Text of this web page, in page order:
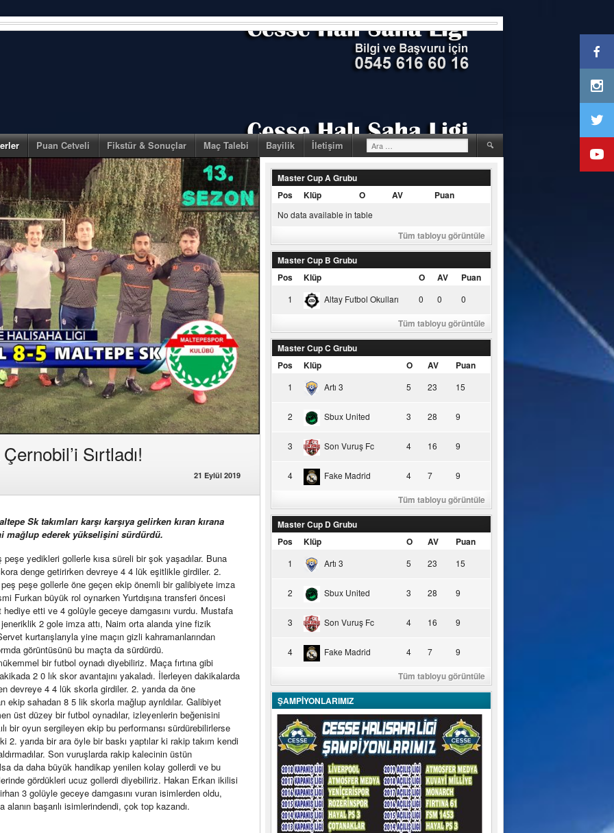
Puan Cetveli Fikstür & Sonuçlar Maç Talebi Bayilik İletişim Arama:
Sırtladı!
21 Eylül 2019
Sk takımları karşı karşıya gelirken kıran kırana
mağlup ederek yükselişini sürdürdü.
yedikleri gollerle kısa süreli bir şok yaşadılar. Buna
denge getirirken devreye 4 4 lük eşitlikle girdiler. 2.
peşe gollerle öne geçen ekip önemli bir galibiyete imza
Furkan büyük rol oynarken Yurtdışına transferi öncesi
hediye etti ve 4 golüyle geceye damgasını vurdu. Mustafa
2 gole imza attı, Naim orta alanda yine fizik
kurtarışlarıyla yine maçın gizli kahramanlarından
görüntüsünü bu maçta da sürdürdü.
bir futbol oynadı diyebiliriz. Maça fırtına gibi
2 0 lık skor avantajını yakaladı. İlerleyen dakikalarda
devreye 4 4 lük skorla girdiler. 2. yarıda da öne
ekip sahadan 8 5 lik skorla mağlup ayrıldılar. Galibiyet
üst düzey bir futbol oynadılar, izleyenlerin beğenisini
bir oyun sergileyen ekip bu performansı sürdürebilirlerse
2. yarıda bir ara öyle bir baskı yaptılar ki rakip takım kendi
Son vuruşlarda rakip kalecinin üstün
da daha büyük handikap yenilen kolay gollerdi ve bu
gördükleri ucuz gollerdi diyebiliriz. Hakan Erkan ikilisi
3 golüyle geceye damgasını vuran isimlerden oldu,
başarılı isimlerindendi, çok top kazandı.
Master Cup A Grubu
Pos
Klüp O AV Puan
No data available in table
Tüm tabloyu görüntüle
Master Cup B Grubu
Pos
Klüp O AV Puan
1 Altay Futbol Okulları 0 0 0
Tüm tabloyu görüntüle
Master Cup C Grubu
Pos
Klüp O AV Puan
1 Artı 3 5 23 15
2 Sbux United 3 28 9
3 Son Vuruş Fc 4 16 9
4 Fake Madrid 4 7 9
Tüm tabloyu görüntüle
Master Cup D Grubu
Pos
Klüp O AV Puan
1 Artı 3 5 23 15
2 Sbux United 3 28 9
3 Son Vuruş Fc 4 16 9
4 Fake Madrid 4 7 9
Tüm tabloyu görüntüle
ŞAMPİYONLARIMIZ